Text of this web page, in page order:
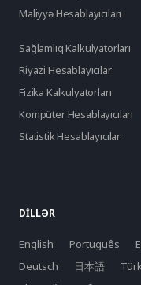
Maliyyə Hesablayıcıları
Sağlamlıq Kalkulyatorları
Riyazi Hesablayıcılar
Fizika Kalkulyatorları
Kompüter Hesablayıcıları
Statistik Hesablayıcılar
DILLƏR
English Português
Deutsch
日本語